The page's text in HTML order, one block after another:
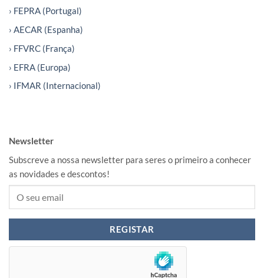
› FEPRA (Portugal)
› AECAR (Espanha)
› FFVRC (França)
› EFRA (Europa)
› IFMAR (Internacional)
Newsletter
Subscreve a nossa newsletter para seres o primeiro a conhecer
as novidades e descontos!